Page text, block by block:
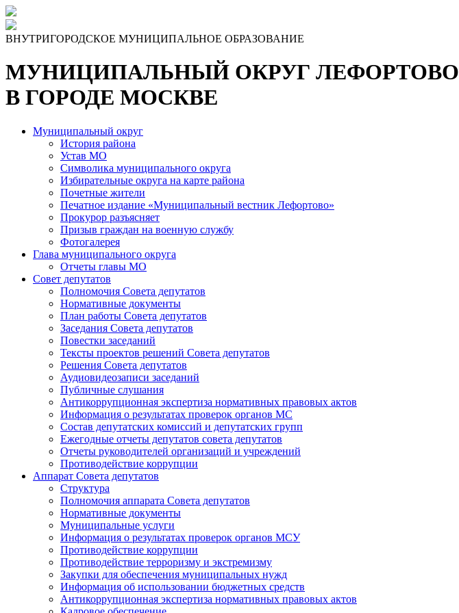
ВНУТРИГОРОДСКОЕ МУНИЦИПАЛЬНОЕ ОБРАЗОВАНИЕ
МУНИЦИПАЛЬНЫЙ ОКРУГ ЛЕФОРТОВО
В ГОРОДЕ МОСКВЕ
Муниципальный округ
История района
Устав МО
Символика муниципального округа
Избирательные округа на карте района
Почетные жители
Печатное издание «Муниципальный вестник Лефортово»
Прокурор разъясняет
Призыв граждан на военную службу
Фотогалерея
Глава муниципального округа
Отчеты главы МО
Совет депутатов
Полномочия Совета депутатов
Нормативные документы
План работы Совета депутатов
Заседания Cовета депутатов
Повестки заседаний
Тексты проектов решений Совета депутатов
Решения Совета депутатов
Аудиовидеозаписи заседаний
Публичные слушания
Антикоррупционная экспертиза нормативных правовых актов
Информация о результатах проверок органов МС
Состав депутатских комиссий и депутатских групп
Ежегодные отчеты депутатов совета депутатов
Отчеты руководителей организаций и учреждений
Противодействие коррупции
Аппарат Совета депутатов
Структура
Полномочия аппарата Совета депутатов
Нормативные документы
Муниципальные услуги
Информация о результатах проверок органов МСУ
Противодействие коррупции
Противодействие терроризму и экстремизму
Закупки для обеспечения муниципальных нужд
Информация об использовании бюджетных средств
Антикоррупционная экспертиза нормативных правовых актов